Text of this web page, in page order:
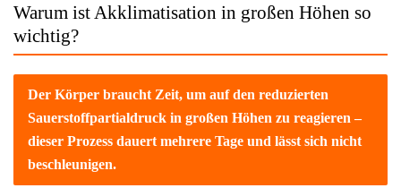
Warum ist Akklimatisation in großen Höhen so
wichtig?
Der Körper braucht Zeit, um auf den reduzierten
Sauerstoffpartialdruck in großen Höhen zu reagieren –
dieser Prozess dauert mehrere Tage und lässt sich nicht
beschleunigen.